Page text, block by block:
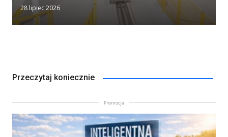
28 lipiec 2026
Przeczytaj koniecznie
Promocja